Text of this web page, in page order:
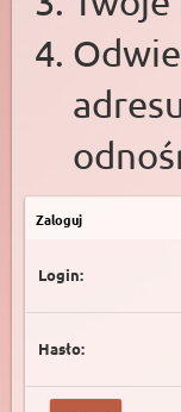
Zaloguj
Login:
Hasło: